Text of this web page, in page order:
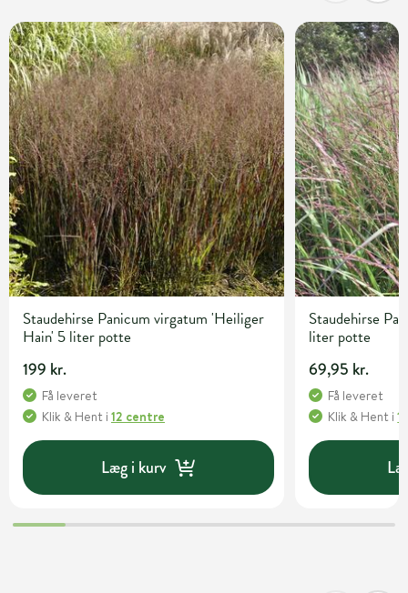
Staudehirse Panicum virgatum 'Heiliger
Hain' 5 liter potte
199 kr.
Få leveret
Klik & Hent i 12 centre
Læg i kurv
Staudehirse
liter potte
69,95 kr.
Få leveret
Klik & Hent i